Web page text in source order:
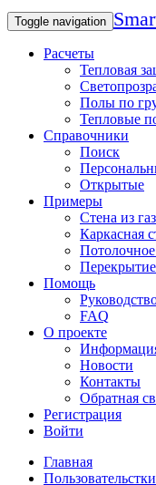
Toggle navigation
Расчеты
Тепловая
Полы по
Тепловые
Справочники
Поиск
Открытые
Примеры
Стена из
Каркасная
Помощь
FAQ
О проекте
Новости
Контакты
Обратная
Регистрация
Войти
Главная